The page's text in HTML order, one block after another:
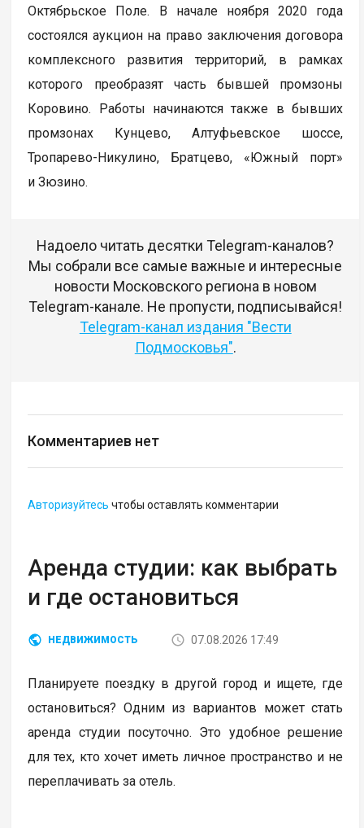
Октябрьское Поле. В начале ноября 2020 года
состоялся аукцион на право заключения договора
комплексного развития территорий, в рамках
которого преобразят часть бывшей промзоны
Коровино. Работы начинаются также в бывших
промзонах Кунцево, Алтуфьевское шоссе,
Тропарево-Никулино, Братцево, «Южный порт»
и Зюзино.
Надоело читать десятки Telegram-каналов?
Мы собрали все самые важные и интересные
новости Московского региона в новом
Telegram-канале. Не пропусти, подписывайся!
Telegram-канал издания "Вести
Подмосковья".
Комментариев нет
Авторизуйтесь чтобы оставлять комментарии
Аренда студии: как выбрать
и где остановиться
НЕДВИЖИМОСТЬ 07.08.2026 17:49
Планируете поездку в другой город и ищете, где
остановиться? Одним из вариантов может стать
аренда студии посуточно. Это удобное решение
для тех, кто хочет иметь личное пространство и не
переплачивать за отель.